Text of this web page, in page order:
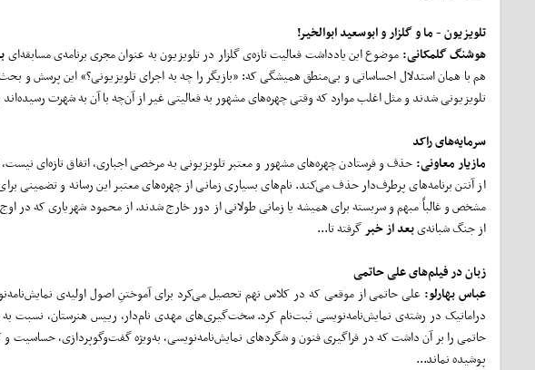
تلویزیون - ما و گلزار و ابوسعید ابوالخیر!
هوشنگ گلمکانی: موضوع این یادداشت فعالیت تازه‌ی گلزار در تلویزیون به عنوان مجری برنامه‌ی مسابقه‌ای
هم با همان استدلال احساساتی و بی‌منطق همیشگی که: «بازیگر را چه به اجرای تلویزیونی؟» این پرسش و
تلویزیونی شدند و مثل اغلب موارد که وقتی چهره‌های مشهور به فعالیتی غیر از آن‌چه با آن به شهرت
سرمایههای راکد
مازیار معاونی: حذف و فرستادن چهره‌های مشهور و معتبر تلویزیونی به مرخصی اجباری، اتفاق تازه‌ای
از آنتن برنامه‌های پرطرف‌دار حذف می‌کند. نام‌های بسیاری زمانی از چهره‌های معتبر این رسانه و
مشخص و غالباً مبهم و سربسته برای همیشه یا زمانی طولانی از دور خارج شدند. از محمود شهریاری که در
از جنگ شبانه‌یبعد از خبر گرفته تا...
زبان در فیلمهای علی حاتمی
عباس بهارلو: علی حاتمی از موقعی که در کلاس نهم تحصیل می‌کرد برای آموختنِ اصول اولیه‌ی
دراماتیک در رشته‌ی نمایش‌نامه‌نویسی ثبت‌نام کرد. سخت‌گیری‌های مهدی نام‌دار، رییس هنرستان، نسبت به
حاتمی را بر آن داشت که در فراگیری فنون و شگردهای نمایش‌نامه‌نویسی، به‌ویژه گفت‌وگوپردازی،
پوشیده نماند...